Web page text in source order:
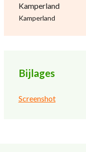
Kamperland
Kamperland
Bijlages
Screenshot